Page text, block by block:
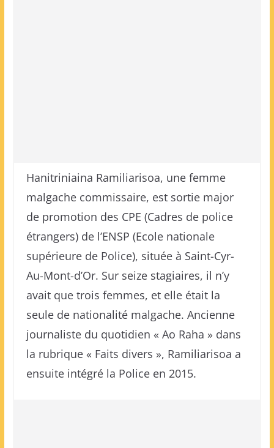
Hanitriniaina Ramiliarisoa, une femme
malgache commissaire, est sortie major
de promotion des CPE (Cadres de police
étrangers) de l’ENSP (Ecole nationale
supérieure de Police), située à Saint-Cyr-
Au-Mont-d’Or. Sur seize stagiaires, il n’y
avait que trois femmes, et elle était la
seule de nationalité malgache. Ancienne
journaliste du quotidien « Ao Raha » dans
la rubrique « Faits divers », Ramiliarisoa a
ensuite intégré la Police en 2015.